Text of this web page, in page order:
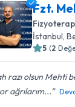
Fzt.
İstanbul,
5 (2
razı olsun Mehti
ağrılarım...